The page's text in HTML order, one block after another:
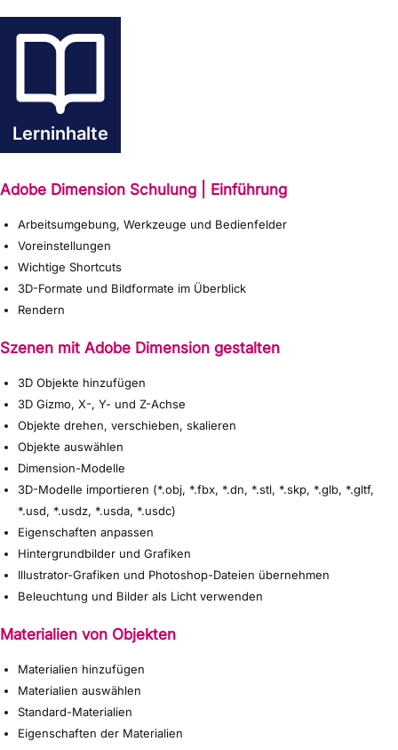
Lerninhalte
Adobe Dimension Schulung | Einführung
Arbeitsumgebung, Werkzeuge und Bedienfelder
Voreinstellungen
Wichtige Shortcuts
3D-Formate und Bildformate im Überblick
Rendern
Szenen mit Adobe Dimension gestalten
3D Objekte hinzufügen
3D Gizmo, X-, Y- und Z-Achse
Objekte drehen, verschieben, skalieren
Objekte auswählen
Dimension-Modelle
3D-Modelle importieren (*.obj, *.fbx, *.dn, *.stl, *.skp, *.glb, *.gltf,
*.usd, *.usdz, *.usda, *.usdc)
Eigenschaften anpassen
Hintergrundbilder und Grafiken
Illustrator-Grafiken und Photoshop-Dateien übernehmen
Beleuchtung und Bilder als Licht verwenden
Materialien von Objekten
Materialien hinzufügen
Materialien auswählen
Standard-Materialien
Eigenschaften der Materialien